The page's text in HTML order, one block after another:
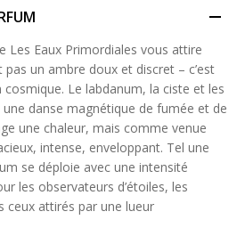
Les Eaux Primordiales vous attire
pas un ambre doux et discret – c’est
Le labdanum, la ciste et les
danse magnétique de fumée et de
une chaleur, mais comme venue
intense, enveloppant. Tel une
se déploie avec une intensité
les observateurs d’étoiles, les
ceux attirés par une lueur